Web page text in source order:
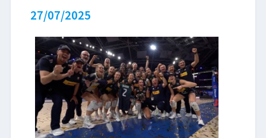
27/07/2025